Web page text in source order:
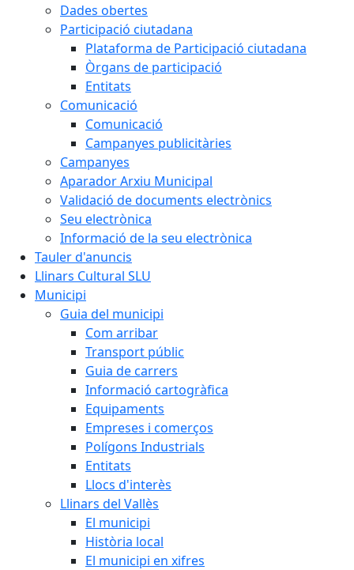
Dades obertes
Participació ciutadana
Plataforma de Participació ciutadana
Òrgans de participació
Entitats
Comunicació
Comunicació
Campanyes publicitàries
Campanyes
Aparador Arxiu Municipal
Validació de documents electrònics
Seu electrònica
Informació de la seu electrònica
Tauler d'anuncis
Llinars Cultural SLU
Municipi
Guia del municipi
Com arribar
Transport públic
Guia de carrers
Informació cartogràfica
Equipaments
Empreses i comerços
Polígons Industrials
Entitats
Llocs d'interès
Llinars del Vallès
El municipi
Història local
El municipi en xifres